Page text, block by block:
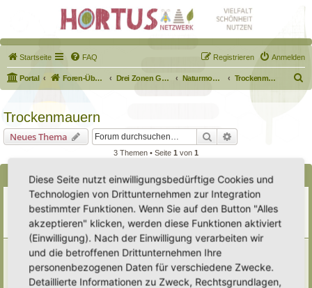
Startseite FAQ Anmelden
Registrieren
Portal Foren-Übersicht Drei Zonen Garten Naturmodule & kleine Biotope Trockenmauern
u
Trockenmauern
Neues Thema Suche
3 Themen • Seite 1 von 1
Bekanntmachungen
Erweiterung der Kriterien zur Eintragung eines Hortus
Letzter Beitrag vonHeike Ehrle«Di 29. Jul 2025, 17:08
Verfasst in Ankündigungen & Fragen zum Forum
Antworten:
[Bitte lesen] Wie funktioniert die Eintragung Eurer
Gartenprojekte
Letzter Beitrag vonHortus anima l« So 15. Feb 2026, 18:08
Verfasst in Eingetragener Hortus - Mein Hortus und ich!
Diese Seite nutzt einwilligungsbedürftige Cookies und
Technologien von Drittunternehmen zur Integration
bestimmter Funktionen. Wenn Sie auf den Button "Alles
akzeptieren" klicken, werden diese Funktionen aktiviert
(Einwilligung). Nach der Einwilligung verarbeiten wir
und die betroffenen Drittunternehmen Ihre
personenbezogenen Daten für verschiedene Zwecke.
Detaillierte Informationen zu Zweck, Rechtsgrundlagen,